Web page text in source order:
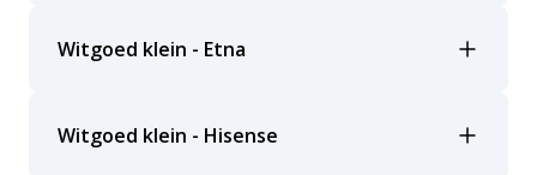
Witgoed klein - Etna
Witgoed klein - Hisense